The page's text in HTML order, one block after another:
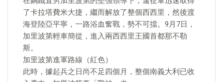
了卡拉塔費米大捷，繼而解放了整個西西里，然後渡
海登陸亞平寧，一路浴血奮戰，勢不可擋。9月7日，
加里波第輕車簡從，進入兩西西里王國首都那不勒
斯。
加里波第進軍路線（紅色）
此時，據起兵之日尚不足四個月，整個南義大利已收